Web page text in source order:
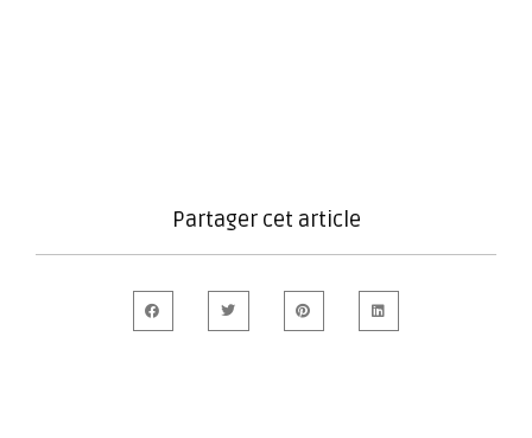
Partager cet article